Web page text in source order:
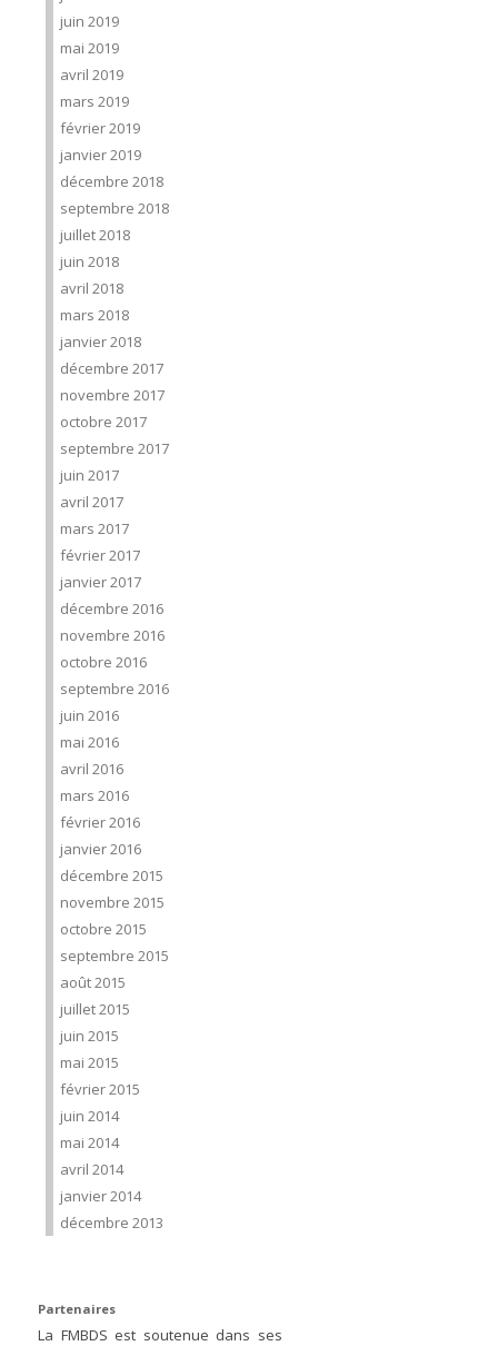
juin 2019
mai 2019
avril 2019
mars 2019
février 2019
janvier 2019
décembre 2018
septembre 2018
juillet 2018
juin 2018
avril 2018
mars 2018
janvier 2018
décembre 2017
novembre 2017
octobre 2017
septembre 2017
juin 2017
avril 2017
mars 2017
février 2017
janvier 2017
décembre 2016
novembre 2016
octobre 2016
septembre 2016
juin 2016
mai 2016
avril 2016
mars 2016
février 2016
janvier 2016
décembre 2015
novembre 2015
octobre 2015
septembre 2015
août 2015
juillet 2015
juin 2015
mai 2015
février 2015
juin 2014
mai 2014
avril 2014
janvier 2014
décembre 2013
Partenaires
La FMBDS est soutenue dans ses